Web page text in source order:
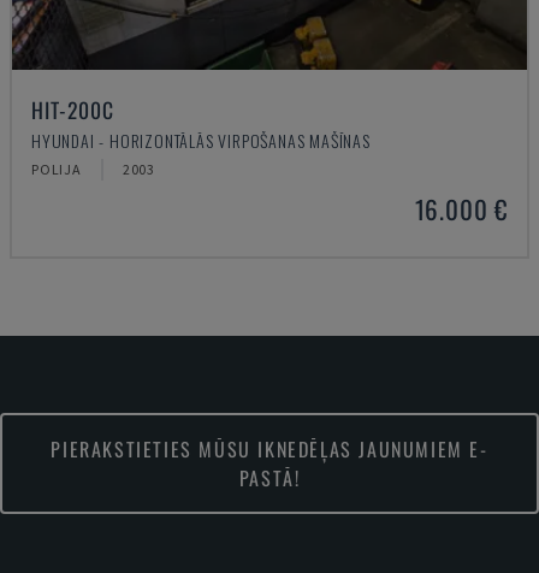
HIT-200C
HYUNDAI - HORIZONTĀLĀS VIRPOŠANAS MAŠĪNAS
POLIJA 2003
16.000 €
PIERAKSTIETIES MŪSU IKNEDĒĻAS JAUNUMIEM E-
PASTĀ!